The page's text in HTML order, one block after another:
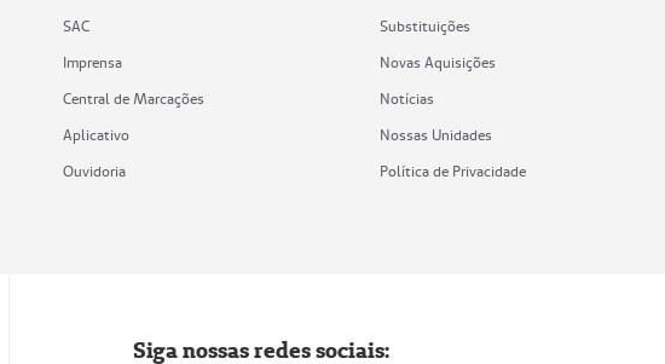
SAC
Imprensa
Central de Marcações
Aplicativo
Ouvidoria
Substituições
Novas Aquisições
Notícias
Nossas Unidades
Política de Privacidade
Siga nossas redes sociais: